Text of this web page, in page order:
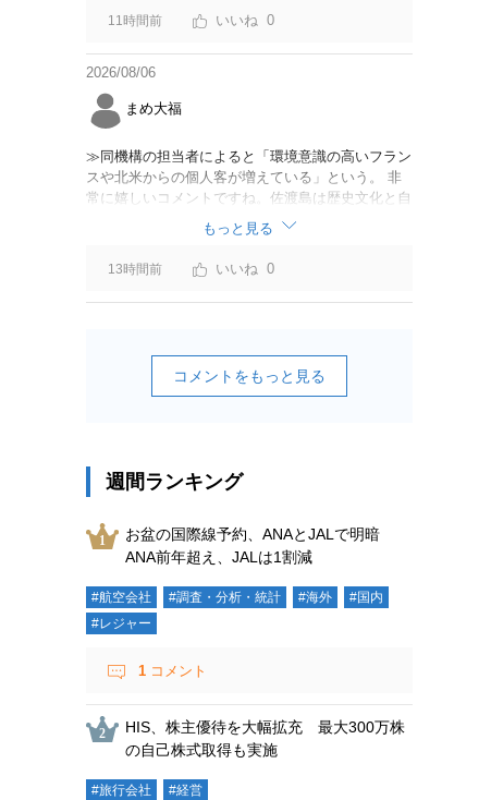
べて無しで格安プランで分けてもらった方がシンプ
ルで分かりやすいかも。どんどん料金が細分化され
て面倒です。
11時間前 0
2026/08/06
まめ大福
≫同機構の担当者によると「環境意識の高いフラン
スや北米からの個人客が増えている」という。 非
常に嬉しいコメントですね。佐渡島は歴史文化と自
然が相まっての土地となっているので、個人的には
環境意識の低い人は来ないでほしいです。「金がと
れるんじゃないか」と勝手に穴掘ったりしそうな国
の人は来ないでほしいですね。
もっと見る
13時間前 0
コメントをもっと見る
週間ランキング
お盆の国際線予約、ANAとJALで明暗
ANA前年超え、JALは1割減
#航空会社 #調査・分析・統計 #海外
#国内
#レジャー
1 コメント
HIS、株主優待を大幅拡充 最大300万株
の自己株式取得も実施
#旅行会社 #経営